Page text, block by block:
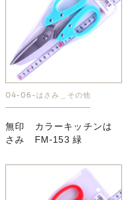
04-06-はさみ＿その他
無印 カラーキッチンは
さみ FM-153 緑